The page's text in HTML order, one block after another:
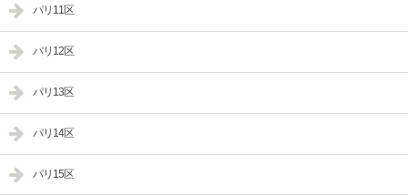
パリ11区
パリ12区
パリ13区
パリ14区
パリ15区